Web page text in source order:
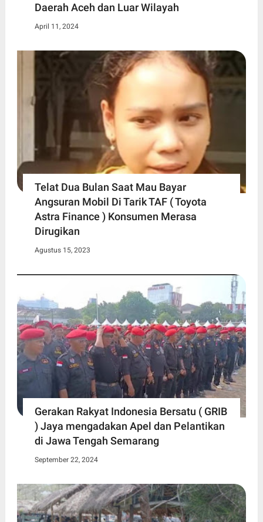
Daerah Aceh dan Luar Wilayah
April 11, 2024
Telat Dua Bulan Saat Mau Bayar
Angsuran Mobil Di Tarik TAF ( Toyota
Astra Finance ) Konsumen Merasa
Dirugikan
Agustus 15, 2023
Gerakan Rakyat Indonesia Bersatu ( GRIB
) Jaya mengadakan Apel dan Pelantikan
di Jawa Tengah Semarang
September 22, 2024